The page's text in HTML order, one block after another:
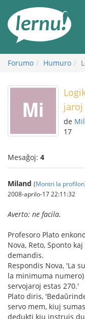
enhavo
Forumo Humuro
jaroj
de
17
Mesaĝoj: 4
Miland (Montri la profilon
2008-aprilo-17 22:11:32
Averto: ne facila.
Profesoro Plato
Nova, Reto, Sponto
demandis.
Respondis Nova, 'La
la minimuma
servojaroj estas 270.'
Plato diris,
servo mem, kiuj
dedukti kiu instruis